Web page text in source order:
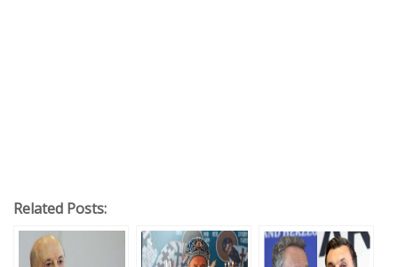
Related Posts: